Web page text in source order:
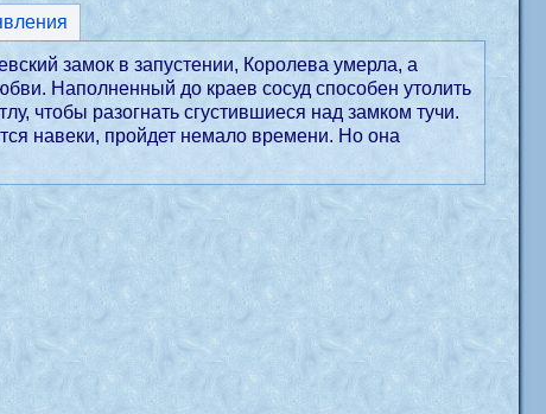
замок в запустении, Королева умерла, а
Наполненный до краев сосуд способен утолить
чтобы разогнать сгустившиеся над замком тучи.
навеки, пройдет немало времени. Но она